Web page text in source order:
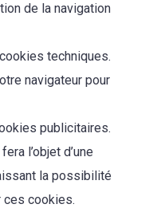
de la navigation
techniques.
navigateur pour
publicitaires.
l’objet d’une
la possibilité
ces cookies.